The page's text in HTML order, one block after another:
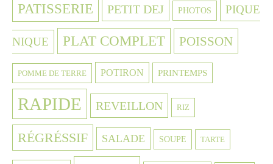
PATISSERIE PETIT DEJ PHOTOS PIQUE
NIQUE PLAT COMPLET POISSON
POMME DE TERRE POTIRON PRINTEMPS
RAPIDE REVEILLON RIZ
RÉGRÉSSIF SALADE SOUPE TARTE